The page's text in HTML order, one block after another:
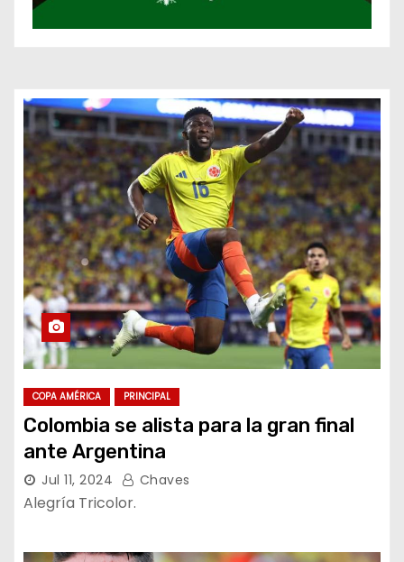
COPA AMÉRICA PRINCIPAL
Colombia se alista para la gran final
ante Argentina
Jul 11, 2024 Chaves
Alegría Tricolor.